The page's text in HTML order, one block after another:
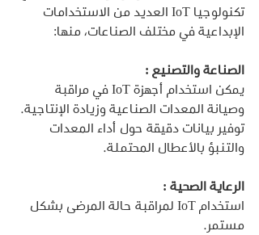
تكنولوجيا IoT العديد من الاستخدامات
الإبداعية في مختلف الصناعات، منها:
الصناعة والتصنيع :
يمكن استخدام أجهزة IoT في مراقبة
وصيانة المعدات الصناعية وزيادة الإنتاجية.
توفير بيانات دقيقة حول أداء المعدات
والتنبؤ بالأعطال المحتملة.
الرعاية الصحية :
استخدام IoT لمراقبة حالة المرضى بشكل
مستمر.